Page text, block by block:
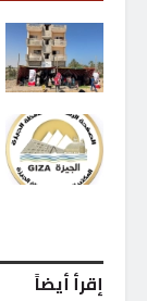
إقرأ أيضاً